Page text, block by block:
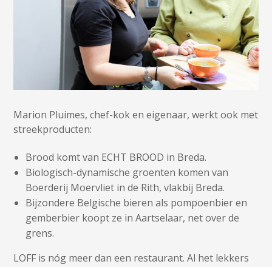
Marion Pluimes, chef-kok en eigenaar, werkt ook met
streekproducten:
Brood komt van ECHT BROOD in Breda.
Biologisch-dynamische groenten komen van
Boerderij Moervliet in de Rith, vlakbij Breda.
Bijzondere Belgische bieren als pompoenbier en
gemberbier koopt ze in Aartselaar, net over de
grens.
LOFF is nóg meer dan een restaurant. Al het lekkers